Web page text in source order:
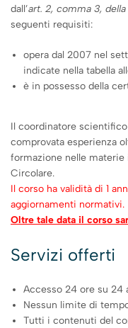
dall’art. 2, comma 3, della
seguenti requisiti:
opera dal 2007 nel
indicate nella tabella
è in possesso della
Il coordinatore
comprovata esperienza
formazione nelle materie
Circolare.
Il corso ha validità di 1
aggiornamenti normativi.
Oltre tale data il corso
Servizi offerti
Accesso 24 ore su 24
Nessun limite di
Tutti i contenuti del